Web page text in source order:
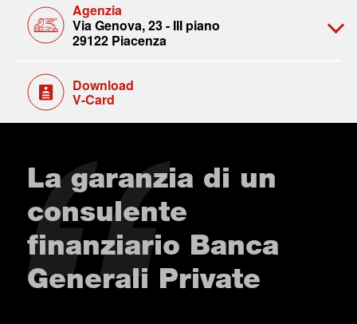
Agenzia
Via Genova, 23 - III piano
29122 Piacenza
Download
V-Card
La garanzia di un
consulente
finanziario Banca
Generali Private